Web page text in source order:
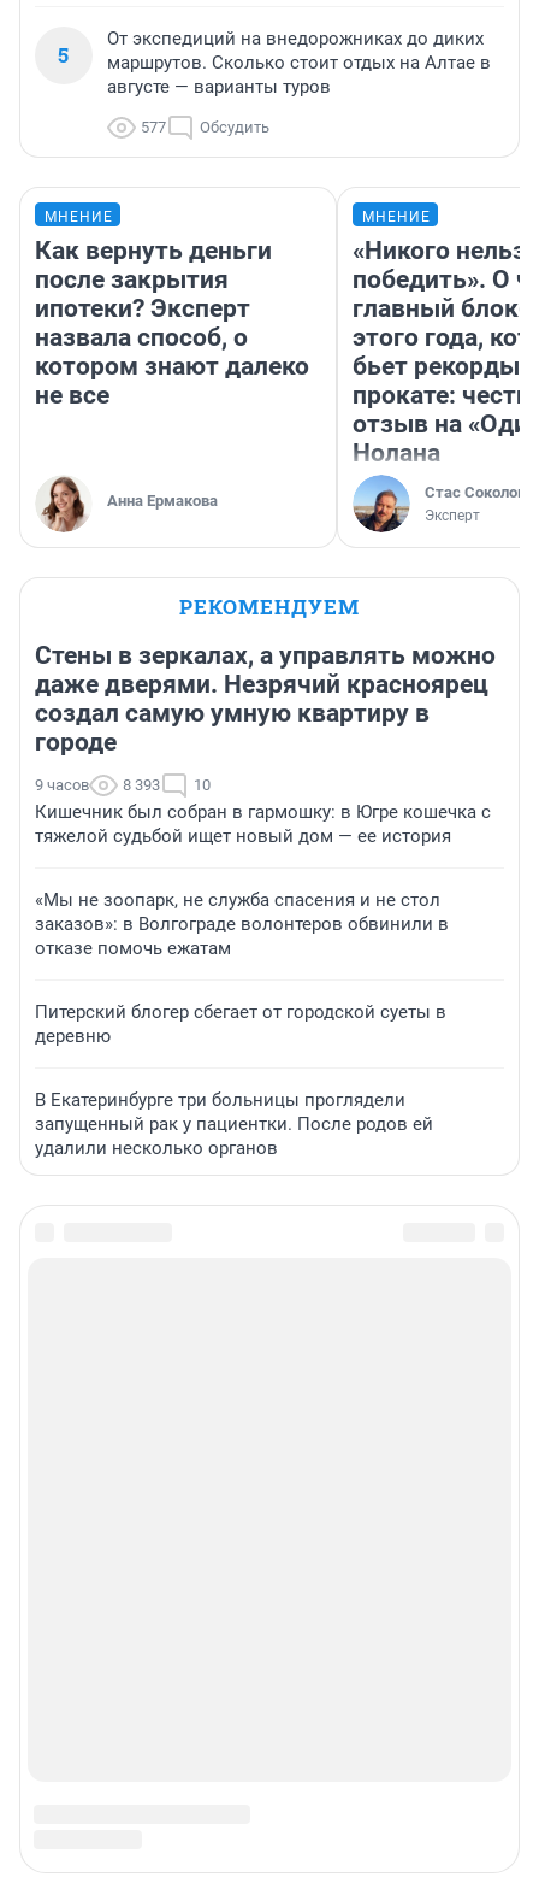
5
От экспедиций на внедорожниках до диких
маршрутов. Сколько стоит отдых на Алтае в
августе — варианты туров
577 Обсудить
МНЕНИЕ
Как вернуть деньги
после закрытия
ипотеки? Эксперт
назвала способ, о
котором знают далеко
не все
Анна Ермакова
МНЕНИЕ
«Никого нельзя
победить». О
главный
этого года,
бьет рекорды в
прокате:
отзыв на
Нолана
Стас Соколов
Эксперт
РЕКОМЕНДУЕМ
Стены в зеркалах, а управлять можно
даже дверями. Незрячий красноярец
создал самую умную квартиру в
городе
9 часов 8 393 10
Кишечник был собран в гармошку: в Югре кошечка с
тяжелой судьбой ищет новый дом — ее история
«Мы не зоопарк, не служба спасения и не стол
заказов»: в Волгограде волонтеров обвинили в
отказе помочь ежатам
Питерский блогер сбегает от городской суеты в
деревню
В Екатеринбурге три больницы проглядели
запущенный рак у пациентки. После родов ей
удалили несколько органов